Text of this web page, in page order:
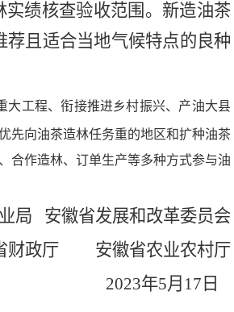
实绩核查验收范围。新造油茶
且适合当地气候特点的良种
大工程、衔接推进乡村振兴、产油大县
先向油茶造林任务重的地区和扩种油茶
合作造林、订单生产等多种方式参与油
局
安徽省发展和改革委员会
财政厅
安徽省农业农村厅
2023年5月 17 日